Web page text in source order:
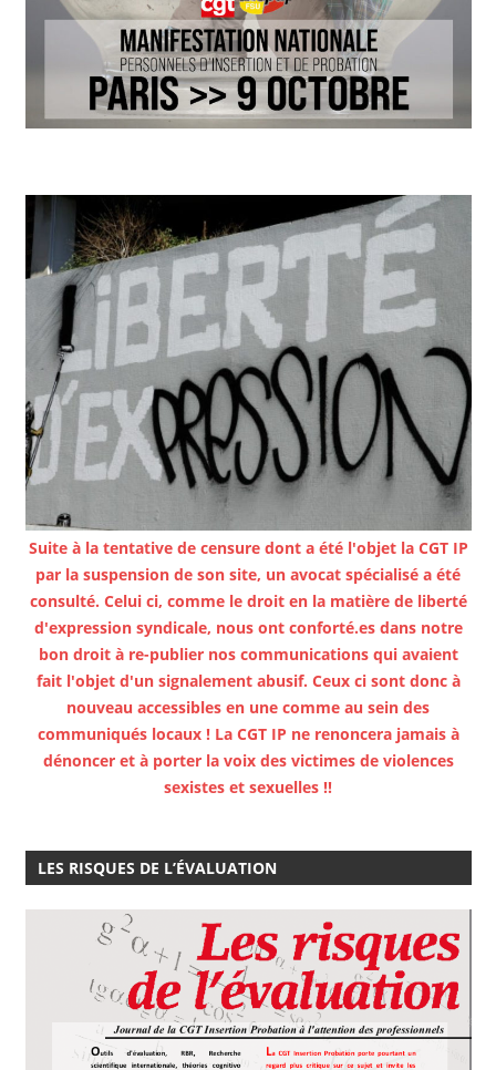
Suite à la tentative de censure dont a été l'objet la CGT IP
par la suspension de son site, un avocat spécialisé a été
consulté. Celui ci, comme le droit en la matière de liberté
d'expression syndicale, nous ont conforté.es dans notre
bon droit à re-publier nos communications qui avaient
fait l'objet d'un signalement abusif. Ceux ci sont donc à
nouveau accessibles en une comme au sein des
communiqués locaux ! La CGT IP ne renoncera jamais à
dénoncer et à porter la voix des victimes de violences
sexistes et sexuelles !!
LES RISQUES DE L’ÉVALUATION